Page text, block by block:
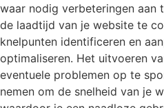
waar nodig verbeteringen aan
de laadtijd van je website te
knelpunten identificeren en
optimaliseren. Het uitvoeren
eventuele problemen op te
nemen om de snelheid van je